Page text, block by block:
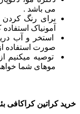
می باشد .
برای رنگ
آمونیاک استفاده
استخر و آب
صورت استفاده
توصیه میکنیم
موهای شما
خرید کراتین کراکافی